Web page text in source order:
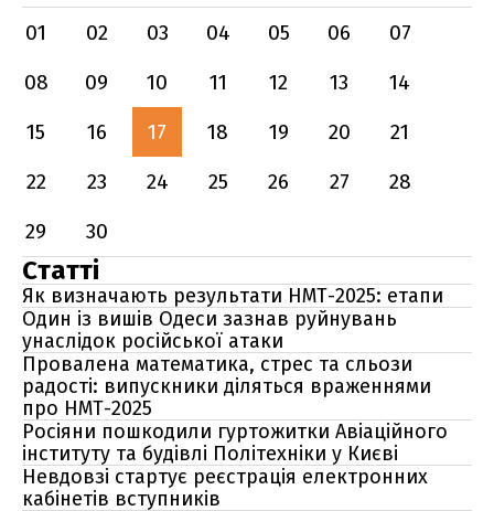
01
02 03 04 05 06
07
08
09 10 11 12 13
14
15
16 17 18 19 20
21
22
23 24 25 26 27
28
29
30
Статті
Як визначають результати НМТ-2025: етапи
Один із вишів Одеси зазнав руйнувань
унаслідок російської атаки
Провалена математика, стрес та сльози
радості: випускники діляться враженнями
про НМТ-2025
Росіяни пошкодили гуртожитки Авіаційного
інституту та будівлі Політехніки у Києві
Невдовзі стартує реєстрація електронних
кабінетів вступників